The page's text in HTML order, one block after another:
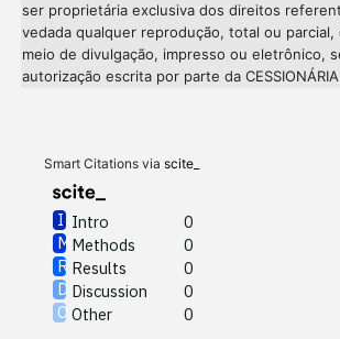
ser proprietária exclusiva dos direitos
vedada qualquer reprodução, total ou
meio de divulgação, impresso ou eletrônico,
autorização escrita por parte da CESSIONÁRIA
Smart Citations via scite_
Intro
0
Methods
0
Results
0
Discussion
0
Other
0
Intro